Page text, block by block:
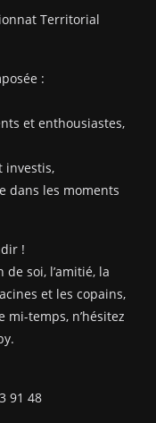
Territorial
:
et enthousiastes,
investis,
dans les moments
!
soi, l’amitié, la
et les copains,
temps, n’hésitez
48